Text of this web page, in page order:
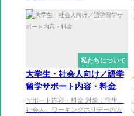
私たちについて
大学生・社会人向け／語学
留学サポート内容・料金
サポート内容・料金 対象：学生、
社会人、ワーキングホリデーの方